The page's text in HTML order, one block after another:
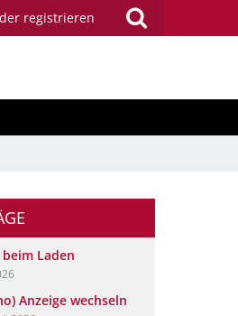
registrieren
Laden
Anzeige wechseln